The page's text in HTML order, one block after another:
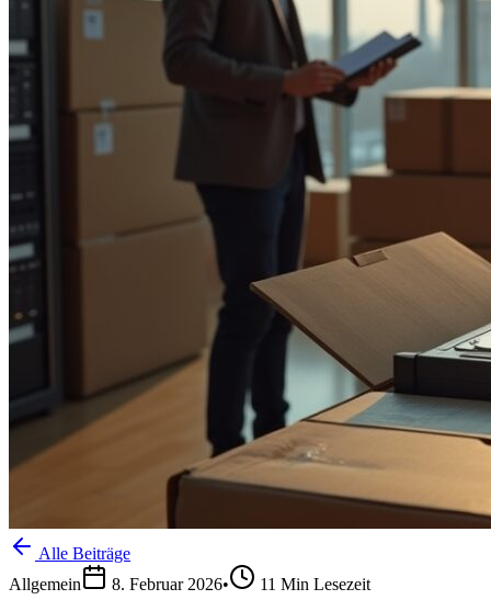
Alle Beiträge
Allgemein
8. Februar 2026• 11 Min Lesezeit